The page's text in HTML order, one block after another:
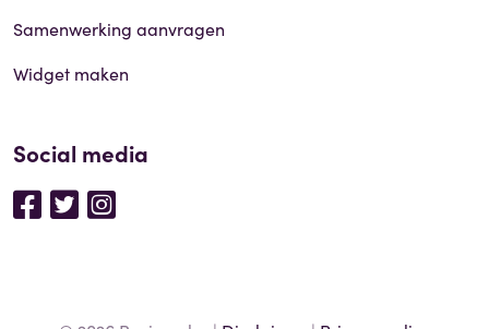
Samenwerking aanvragen
Widget maken
Social media